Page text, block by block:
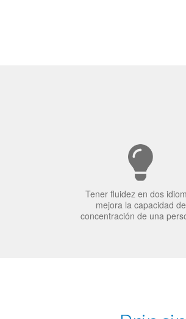
Tener fluidez en dos
mejora la capacidad de
concentración de una